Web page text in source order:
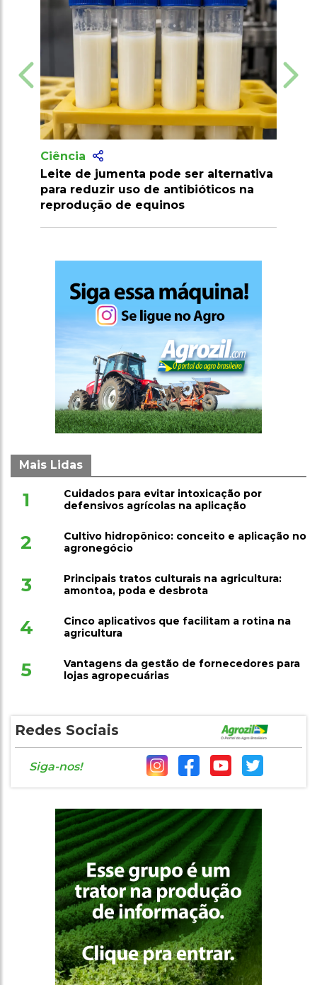
Ciência
Leite de jumenta pode ser alternativa
para reduzir uso de antibióticos na
reprodução de equinos
Mais Lidas
1
Cuidados para evitar intoxicação por
defensivos agrícolas na aplicação
2
Cultivo hidropônico: conceito e aplicação no
agronegócio
3
Principais tratos culturais na agricultura:
amontoa, poda e desbrota
4
Cinco aplicativos que facilitam a rotina na
agricultura
5
Vantagens da gestão de fornecedores para
lojas agropecuárias
Redes Sociais
Siga-nos!